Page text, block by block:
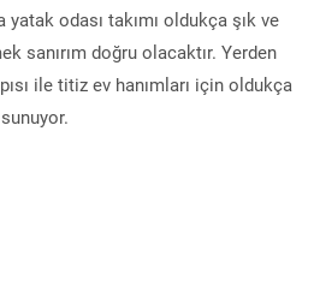
odası takımı oldukça şık ve
sanırım doğru olacaktır. Yerden
ile titiz ev hanımları için oldukça